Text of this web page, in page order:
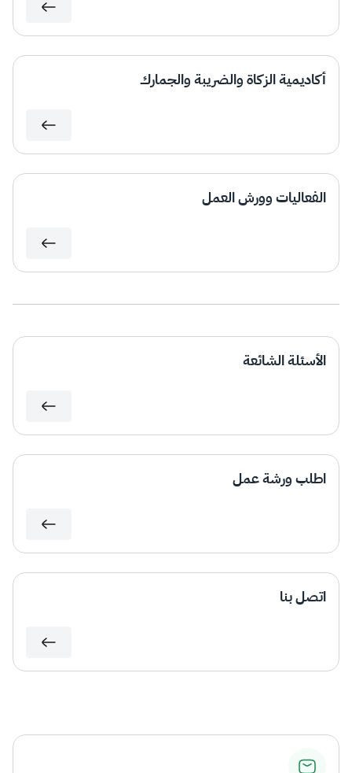
أكاديمية الزكاة والضريبة والجمارك
الفعاليات وورش العمل
الأسئلة الشائعة
اطلب ورشة عمل
اتصل بنا